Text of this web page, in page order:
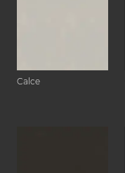
Calce